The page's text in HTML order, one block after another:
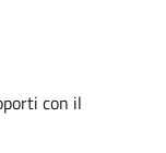
con il